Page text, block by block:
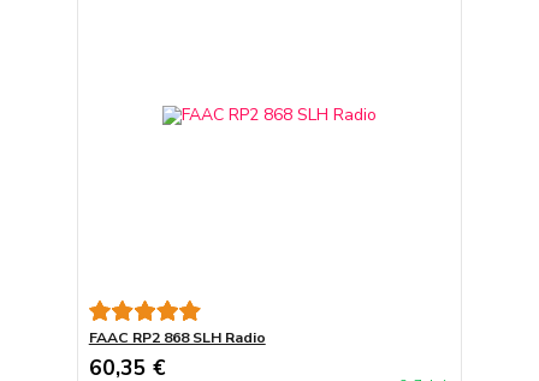
FAAC RP2 868 SLH Radio
60,35 €